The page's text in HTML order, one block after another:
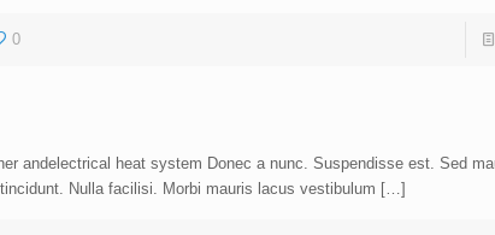
0
andelectrical heat system Donec a nunc. Suspendisse est. Sed
Nulla facilisi. Morbi mauris lacus vestibulum […]